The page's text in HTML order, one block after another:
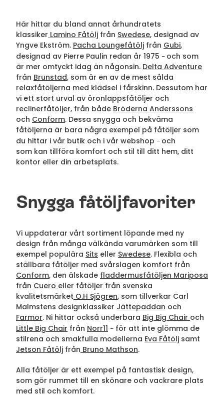
Här hittar du bland annat århundratets
klassiker Lamino Fåtölj från Swedese, designad av
Yngve Ekström. Pacha Loungefåtölj från Gubi,
designad av Pierre Paulin redan år 1975 – och som
är mer omtyckt idag än någonsin. Delta Adventure
från Brunstad, som är en av de mest sålda
relaxfåtöljerna med klädsel i fårskinn. Dessutom har
vi ett stort urval av öronlappsfåtöljer och
reclinerfåtöljer, från både Bröderna Anderssons
och Conform. Dessa snygga och bekväma
fåtöljerna är bara några exempel på fåtöljer som
du hittar i vår butik och i vår webshop – och
som kan tillföra komfort och stil till ditt hem, ditt
kontor eller din arbetsplats.
Snygga fåtöljfavoriter
Vi uppdaterar vårt sortiment löpande med ny
design från många välkända varumärken som till
exempel populära Sits eller Swedese. Flexibla och
ställbara fåtöljer med svårslagen komfort från
Conform, den älskade fladdermusfåtöljen Mariposa
från Cuero eller fåtöljer från svenska
kvalitetsmärket O.H Sjögren, som tillverkar Carl
Malmstens designklassiker Jättepaddan och
Farmor. Ni hittar också underbara Big Big Chair och
Little Big Chair från Norr11 – för att inte glömma de
stilrena och smakfulla modellerna Eva Fåtölj samt
Jetson Fåtölj från Bruno Mathson.
Alla fåtöljer är ett exempel på fantastisk design,
som gör rummet till en skönare och vackrare plats
med stil och komfort.